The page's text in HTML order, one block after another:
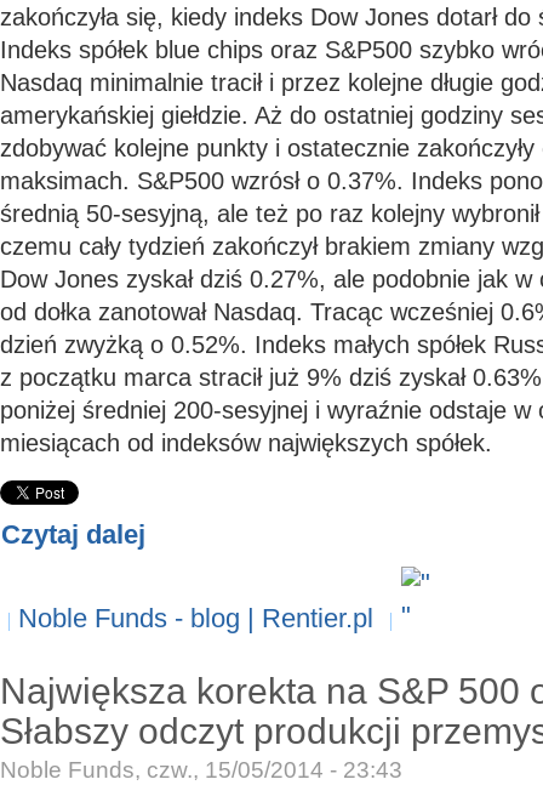
zakończyła się, kiedy indeks Dow Jones dotarł
Indeks spółek blue chips oraz S&P500 szybko
Nasdaq minimalnie tracił i przez kolejne długie
amerykańskiej giełdzie. Aż do ostatniej godziny
zdobywać kolejne punkty i ostatecznie
maksimach. S&P500 wzrósł o 0.37%. Indeks
średnią 50-sesyjną, ale też po raz kolejny
czemu cały tydzień zakończył brakiem zmiany
Dow Jones zyskał dziś 0.27%, ale podobnie jak
od dołka zanotował Nasdaq. Tracąc wcześniej
dzień zwyżką o 0.52%. Indeks małych spółek
z początku marca stracił już 9% dziś zyskał
poniżej średniej 200-sesyjnej i wyraźnie odstaje w
miesiącach od indeksów największych spółek.
Czytaj dalej
Noble Funds - blog | Rentier.pl
Największa korekta na S&P 500
Słabszy odczyt produkcji
Noble Funds, czw., 15/05/2014 - 23:43